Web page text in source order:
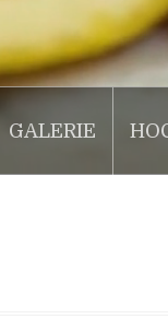
GALERIE